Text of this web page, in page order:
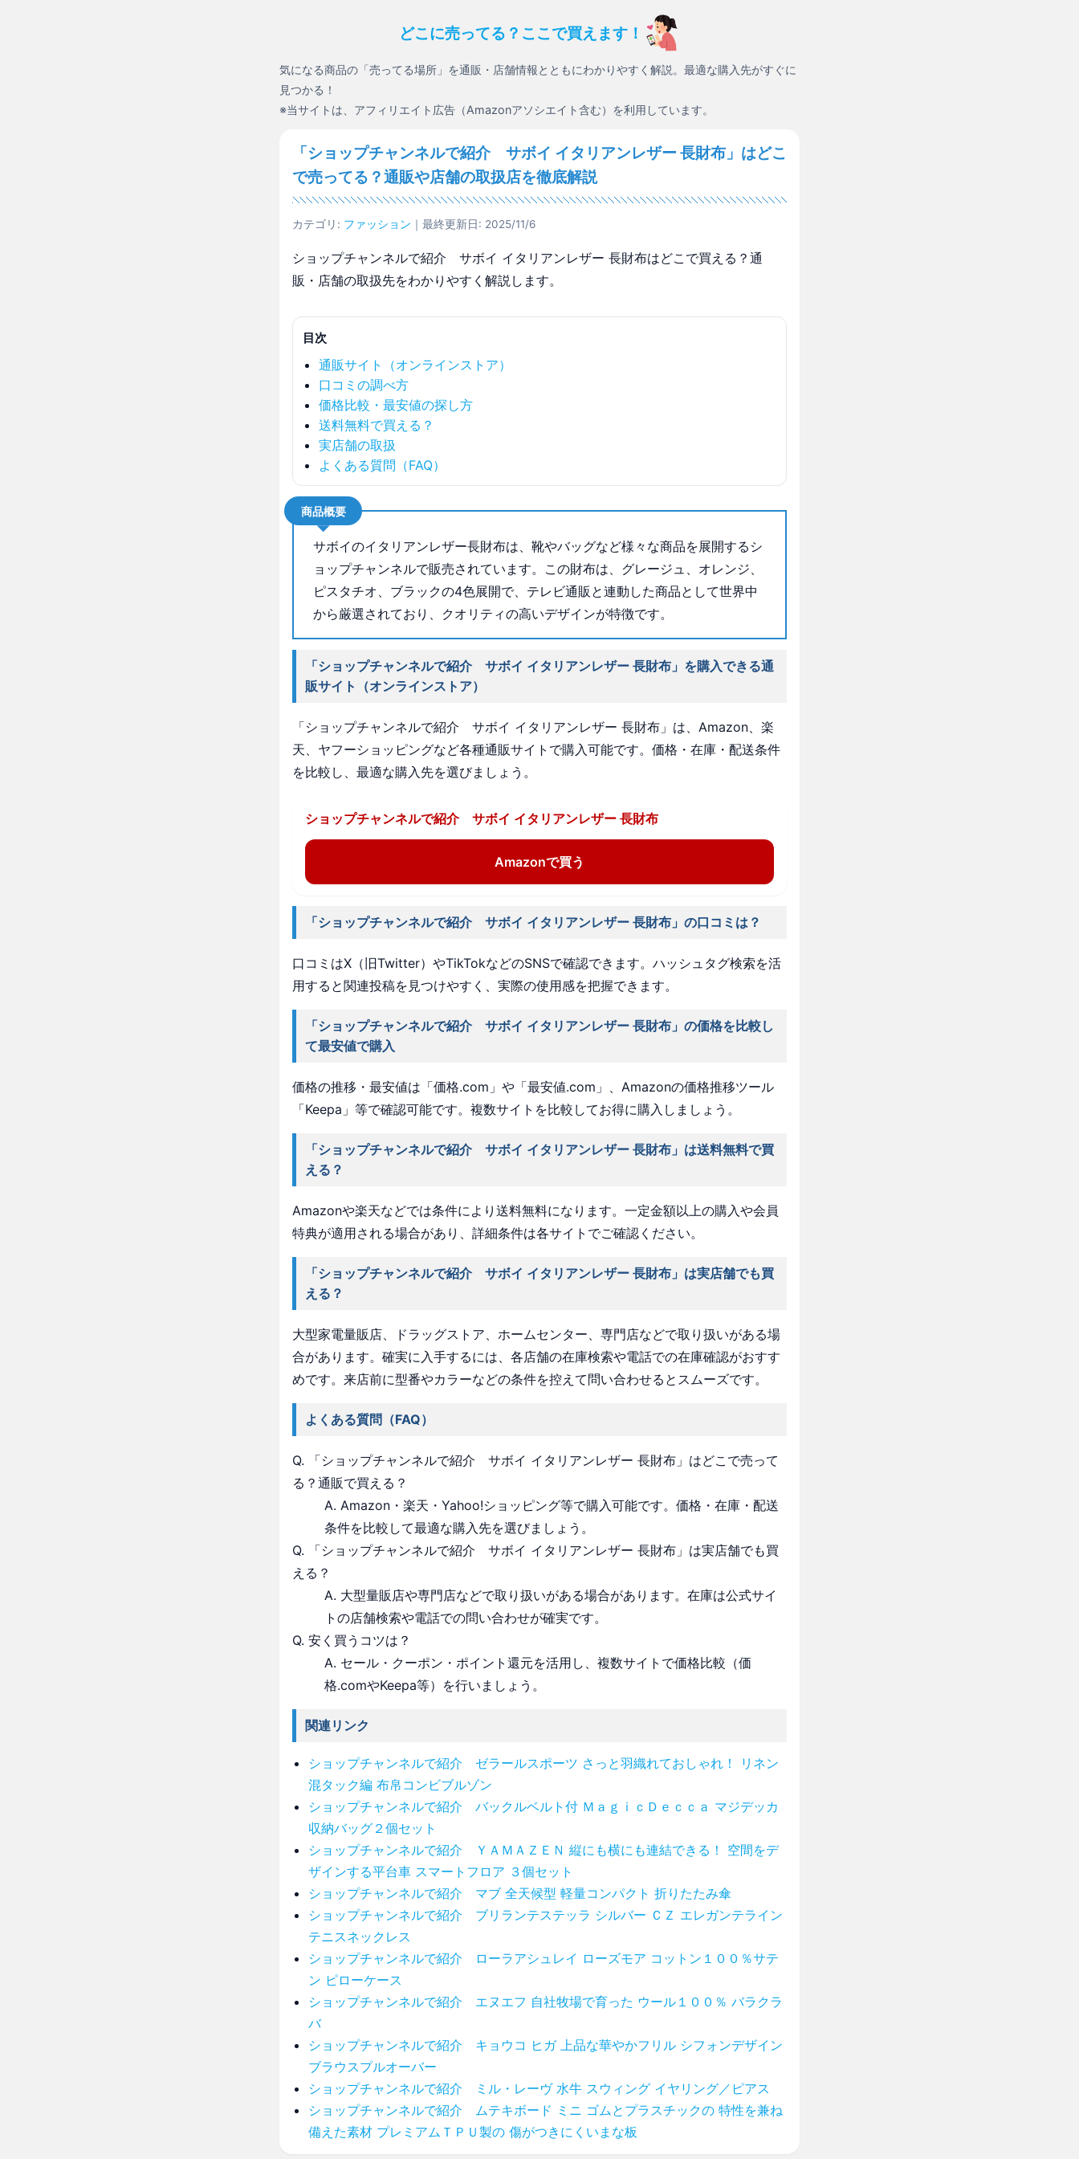
どこに売ってる？ここで買えます！
気になる商品の「売ってる場所」を通販・店舗情報とともにわかりやすく解説。最適な購入先がすぐに
見つかる！
※当サイトは、アフィリエイト広告（Amazonアソシエイト含む）を利用しています。
「ショップチャンネルで紹介 サボイ イタリアンレザー 長財布」はどこ
で売ってる？通販や店舗の取扱店を徹底解説
カテゴリ: ファッション ｜最終更新日: 2025/11/6
ショップチャンネルで紹介 サボイ イタリアンレザー 長財布はどこで買える？通
販・店舗の取扱先をわかりやすく解説します。
目次
通販サイト（オンラインストア）
口コミの調べ方
価格比較・最安値の探し方
送料無料で買える？
実店舗の取扱
よくある質問（FAQ）
商品概要
サボイのイタリアンレザー長財布は、靴やバッグなど様々な商品を展開するシ
ョップチャンネルで販売されています。この財布は、グレージュ、オレンジ、
ピスタチオ、ブラックの4色展開で、テレビ通販と連動した商品として世界中
から厳選されており、クオリティの高いデザインが特徴です。
「ショップチャンネルで紹介 サボイ イタリアンレザー 長財布」を購入できる通
販サイト（オンラインストア）
「ショップチャンネルで紹介 サボイ イタリアンレザー 長財布」は、Amazon、楽
天、ヤフーショッピングなど各種通販サイトで購入可能です。価格・在庫・配送条件
を比較し、最適な購入先を選びましょう。
ショップチャンネルで紹介 サボイ イタリアンレザー 長財布
Amazonで買う
「ショップチャンネルで紹介 サボイ イタリアンレザー 長財布」の口コミは？
口コミはX（旧Twitter）やTikTokなどのSNSで確認できます。ハッシュタグ検索を活
用すると関連投稿を見つけやすく、実際の使用感を把握できます。
「ショップチャンネルで紹介 サボイ イタリアンレザー 長財布」の価格を比較し
て最安値で購入
価格の推移・最安値は「価格.com」や「最安値.com」、Amazonの価格推移ツール
「Keepa」等で確認可能です。複数サイトを比較してお得に購入しましょう。
「ショップチャンネルで紹介 サボイ イタリアンレザー 長財布」は送料無料で買
える？
Amazonや楽天などでは条件により送料無料になります。一定金額以上の購入や会員
特典が適用される場合があり、詳細条件は各サイトでご確認ください。
「ショップチャンネルで紹介 サボイ イタリアンレザー 長財布」は実店舗でも買
える？
大型家電量販店、ドラッグストア、ホームセンター、専門店などで取り扱いがある場
合があります。確実に入手するには、各店舗の在庫検索や電話での在庫確認がおすす
めです。来店前に型番やカラーなどの条件を控えて問い合わせるとスムーズです。
よくある質問（FAQ）
Q. 「ショップチャンネルで紹介 サボイ イタリアンレザー 長財布」はどこで売って
る？通販で買える？
A. Amazon・楽天・Yahoo!ショッピング等で購入可能です。価格・在庫・配送
条件を比較して最適な購入先を選びましょう。
Q. 「ショップチャンネルで紹介 サボイ イタリアンレザー 長財布」は実店舗でも買
える？
A. 大型量販店や専門店などで取り扱いがある場合があります。在庫は公式サイ
トの店舗検索や電話での問い合わせが確実です。
Q. 安く買うコツは？
A. セール・クーポン・ポイント還元を活用し、複数サイトで価格比較（価
格.comやKeepa等）を行いましょう。
関連リンク
ショップチャンネルで紹介 ゼラールスポーツ さっと羽織れておしゃれ！ リネン
混タック編 布帛コンビブルゾン
ショップチャンネルで紹介 バックルベルト付 ＭａｇｉｃＤｅｃｃａ マジデッカ
収納バッグ２個セット
ショップチャンネルで紹介 ＹＡＭＡＺＥＮ 縦にも横にも連結できる！ 空間をデ
ザインする平台車 スマートフロア ３個セット
ショップチャンネルで紹介 マブ 全天候型 軽量コンパクト 折りたたみ傘
ショップチャンネルで紹介 ブリランテステッラ シルバー ＣＺ エレガンテライン
テニスネックレス
ショップチャンネルで紹介 ローラアシュレイ ローズモア コットン１００％サテ
ン ピローケース
ショップチャンネルで紹介 エヌエフ 自社牧場で育った ウール１００％ バラクラ
バ
ショップチャンネルで紹介 キョウコ ヒガ 上品な華やかフリル シフォンデザイン
ブラウスプルオーバー
ショップチャンネルで紹介 ミル・レーヴ 水牛 スウィング イヤリング／ピアス
ショップチャンネルで紹介 ムテキボード ミニ ゴムとプラスチックの 特性を兼ね
備えた素材 プレミアムＴＰＵ製の 傷がつきにくいまな板